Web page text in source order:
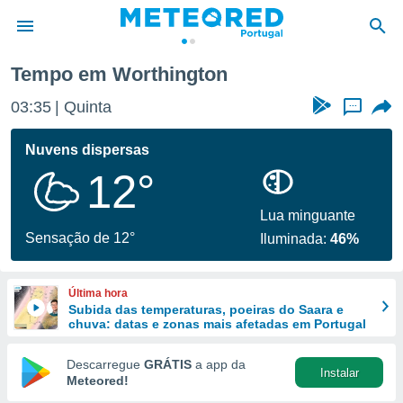
da
foi
fornecidas
a este
das
e
forma
digital
Tempo em Worthington
03:35 Quinta ...
Nuvens dispersas
12°
Sensação de 12°
Lua minguante
Iluminada:46%
Última hora
Subida das temperaturas, poeiras do Saara e
chuva: datas e zonas mais afetadas em Portugal
Descarregue GRÁTIS a app da
Meteored!
Instalar